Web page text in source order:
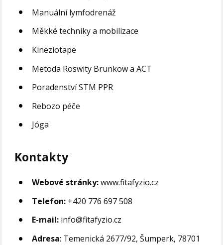
Manuální lymfodrenáž
Měkké techniky a mobilizace
Kineziotape
Metoda Roswity Brunkow a ACT
Poradenství STM PPR
Rebozo péče
Jóga
Kontakty
Webové stránky:www.fitafyzio.cz
Telefon: +420 776 697 508
E-mail: info@fitafyzio.cz
Adresa: Temenická 2677/92, Šumperk, 78701